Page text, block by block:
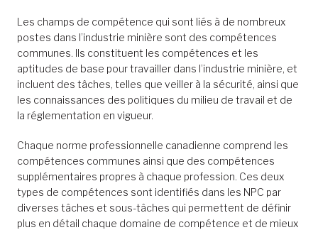
Les champs de compétence qui sont liés à de nombreux
postes dans l’industrie minière sont des compétences
communes. Ils constituent les compétences et les
aptitudes de base pour travailler dans l’industrie minière, et
incluent des tâches, telles que veiller à la sécurité, ainsi que
les connaissances des politiques du milieu de travail et de
la réglementation en vigueur.
Chaque norme professionnelle canadienne comprend les
compétences communes ainsi que des compétences
supplémentaires propres à chaque profession. Ces deux
types de compétences sont identifiés dans les NPC par
diverses tâches et sous-tâches qui permettent de définir
plus en détail chaque domaine de compétence et de mieux